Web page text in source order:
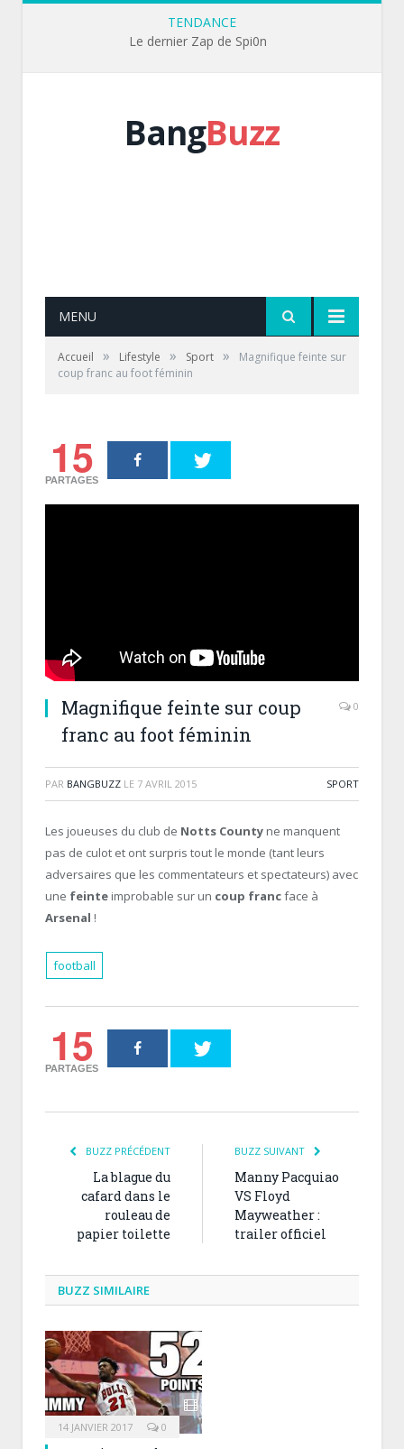
TENDANCE
Le dernier Zap de Spi0n
BangBuzz
MENU
Accueil » Lifestyle » Sport »
Magnifique feinte sur
coup franc au foot féminin
15
PARTAGES
Magnifique feinte sur coup
franc au foot féminin
0
PAR BANGBUZZ LE 7 AVRIL 2015 SPORT
Les joueuses du club de Notts County ne manquent
pas de culot et ont surpris tout le monde (tant leurs
adversaires que les commentateurs et spectateurs) avec
une feinte improbable sur un coup francface à
Arsenal !
football
15
PARTAGES
BUZZ PRÉCÉDENT
La blague du
cafard dans le
rouleau de
papier toilette
BUZZ SUIVANT
Manny Pacquiao
VS Floyd
Mayweather :
trailer officiel
BUZZ SIMILAIRE
14 JANVIER 2017 0